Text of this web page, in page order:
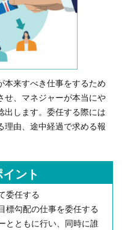
本来すべき仕事をするため
せ、マネジャーが本当にや
出します。委任する際には
理由、途中経過で求める報
ント
委任する
標勾配の仕事を委任する
とともに行い、同時に誰